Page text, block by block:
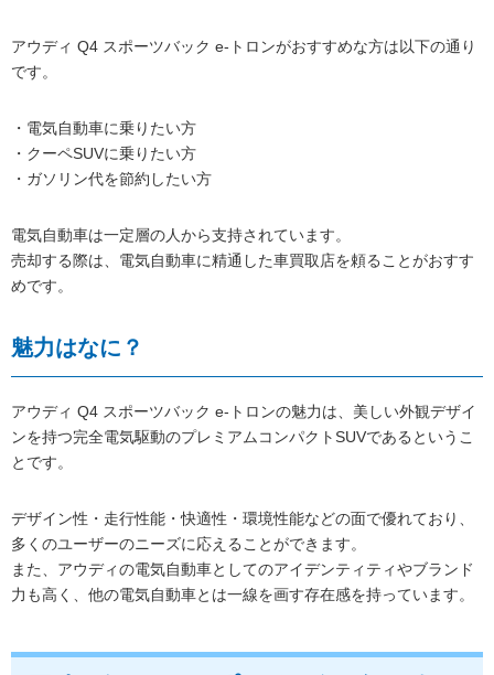
アウディ Q4 スポーツバック e-トロンがおすすめな方は以下の通り
です。
・電気自動車に乗りたい方
・クーペSUVに乗りたい方
・ガソリン代を節約したい方
電気自動車は一定層の人から支持されています。
売却する際は、電気自動車に精通した車買取店を頼ることがおすす
めです。
魅力はなに？
アウディ Q4 スポーツバック e-トロンの魅力は、美しい外観デザイ
ンを持つ完全電気駆動のプレミアムコンパクトSUVであるというこ
とです。
デザイン性・走行性能・快適性・環境性能などの面で優れており、
多くのユーザーのニーズに応えることができます。
また、アウディの電気自動車としてのアイデンティティやブランド
力も高く、他の電気自動車とは一線を画す存在感を持っています。